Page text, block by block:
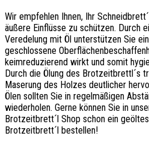
Wir empfehlen Ihnen, Ihr
äußere Einflüsse zu schützen. Durch
Veredelung mit Öl unterstützen Sie
geschlossene
keimreduzierend wirkt und somit
Durch die Ölung des Brotzeitbrettl´s
Maserung des Holzes deutlicher
Ölen sollten Sie in regelmäßigen
wiederholen. Gerne können Sie in
Brotzeitbrett´l Shop schon ein geöltes
Brotzeitbrett´l bestellen!